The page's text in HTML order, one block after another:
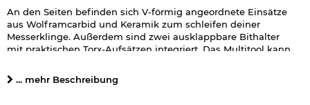
An den Seiten befinden sich V-förmig angeordnete Einsätze
aus Wolframcarbid und Keramik zum schleifen deiner
Messerklinge. Außerdem sind zwei ausklappbare Bithalter
mit praktischen Torx-Aufsätzen integriert. Das Multitool kann
verwendet werden.
... mehr Beschreibung